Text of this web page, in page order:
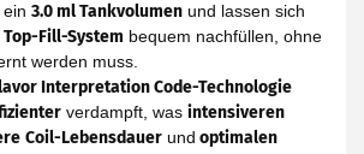
3.0 ml Tankvolumen und lassen sich
Fill-System bequem nachfüllen, ohne
werden muss.
Interpretation Code-Technologie
verdampft, was intensiveren
Coil-Lebensdauer und optimalen